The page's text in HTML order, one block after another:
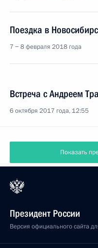
Поездка в
7 − 8 февраля 2018 года
Встреча с Андреем
6 октября 2017 года, 12:55
Показать
Президент России
Версия официального сайта